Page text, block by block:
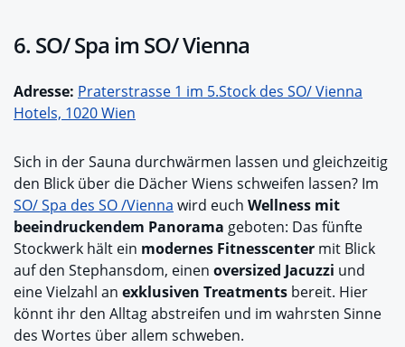
6. SO/ Spa im SO/ Vienna
Adresse: Praterstrasse 1 im 5.Stock des SO/ Vienna
Hotels, 1020 Wien
Sich in der Sauna durchwärmen lassen und gleichzeitig
den Blick über die Dächer Wiens schweifen lassen? Im
SO/ Spa des SO /Vienna wird euch Wellness mit
beeindruckendem Panorama geboten: Das fünfte
Stockwerk hält ein modernes Fitnesscenter mit Blick
auf den Stephansdom, einen oversized Jacuzzi und
eine Vielzahl an exklusiven Treatments bereit. Hier
könnt ihr den Alltag abstreifen und im wahrsten Sinne
des Wortes über allem schweben.